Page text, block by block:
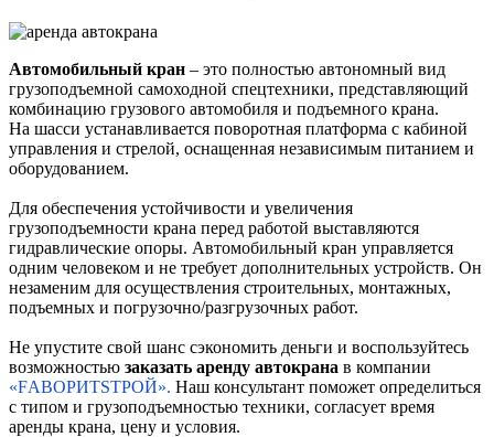
Автомобильный кран – это полностью автономный вид
грузоподъемной самоходной спецтехники, представляющий
комбинацию грузового автомобиля и подъемного крана.
На шасси устанавливается поворотная платформа с кабиной
управления и стрелой, оснащенная независимым питанием и
оборудованием.
Для обеспечения устойчивости и увеличения
грузоподъемности крана перед работой выставляются
гидравлические опоры. Автомобильный кран управляется
одним человеком и не требует дополнительных устройств. Он
незаменим для осуществления строительных, монтажных,
подъемных и погрузочно/разгрузочных работ.
Не упустите свой шанс сэкономить деньги и воспользуйтесь
возможностью заказать аренду автокрана в компании
«FАВОРИТSТРОЙ». Наш консультант поможет определиться
с типом и грузоподъемностью техники, согласует время
аренды крана, цену и условия.